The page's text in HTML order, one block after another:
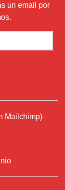
un email por
Mailchimp)